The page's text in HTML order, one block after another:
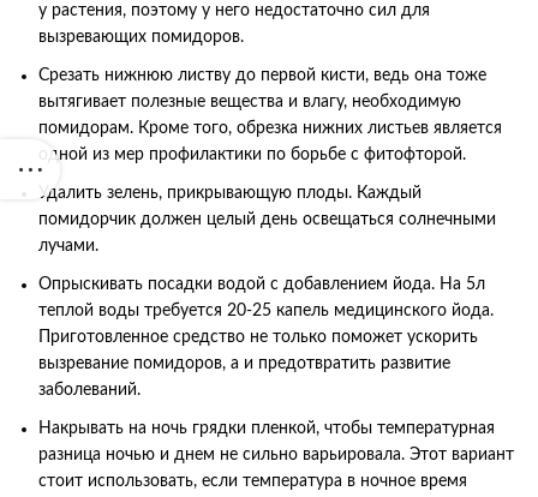
у растения, поэтому у него недостаточно сил для
вызревающих помидоров.
Срезать нижнюю листву до первой кисти, ведь она тоже
вытягивает полезные вещества и влагу, необходимую
помидорам. Кроме того, обрезка нижних листьев является
одной из мер профилактики по борьбе с фитофторой.
Удалить зелень, прикрывающую плоды. Каждый
помидорчик должен целый день освещаться солнечными
лучами.
Опрыскивать посадки водой с добавлением йода. На 5л
теплой воды требуется 20-25 капель медицинского йода.
Приготовленное средство не только поможет ускорить
вызревание помидоров, а и предотвратить развитие
заболеваний.
Накрывать на ночь грядки пленкой, чтобы температурная
разница ночью и днем не сильно варьировала. Этот вариант
стоит использовать, если температура в ночное время